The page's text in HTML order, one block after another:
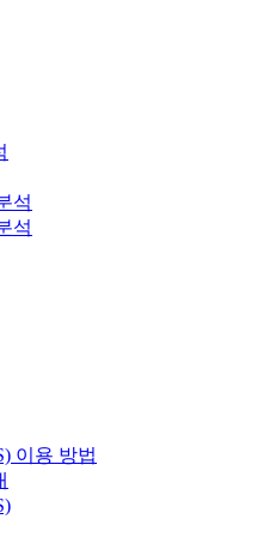
석
석
이용 방법